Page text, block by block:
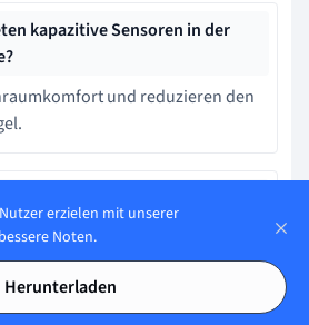
kapazitive Sensoren in der
und reduzieren den
elektrische Ladung zu speichern.
erzielen mit unserer
Noten.
Herunterladen